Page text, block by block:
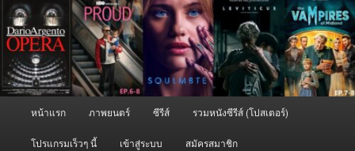
หน้าแรก ภาพยนตร์ ซีรีส์ รวมหนังซีรีส์ (โปสเตอร์)
โปรแกรมเร็วๆ นี้ เข้าสู่ระบบ สมัครสมาชิก